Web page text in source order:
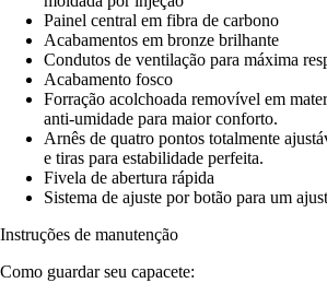
Painel central em fibra de carbono
Acabamentos em bronze brilhante
Condutos de ventilação para máxima
Acabamento fosco
Forração acolchoada removível em
anti-umidade para maior conforto.
Arnês de quatro pontos totalmente
e tiras para estabilidade perfeita.
Fivela de abertura rápida
Sistema de ajuste por botão para um
Instruções de manutenção
Como guardar seu capacete: